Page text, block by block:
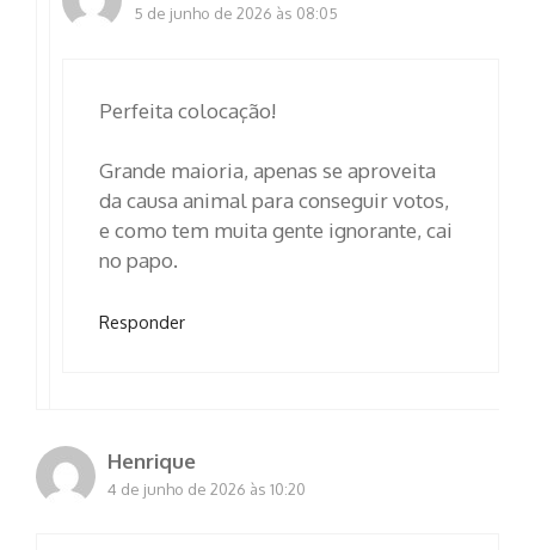
5 de junho de 2026 às 08:05
Perfeita colocação!
Grande maioria, apenas se aproveita
da causa animal para conseguir votos,
e como tem muita gente ignorante, cai
no papo.
Responder
Henrique
4 de junho de 2026 às 10:20